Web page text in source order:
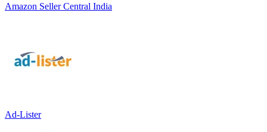
Amazon Seller Central India
Ad-Lister